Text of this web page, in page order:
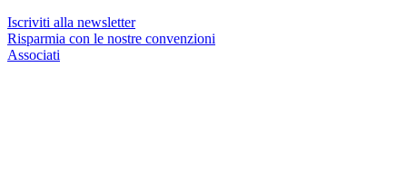
Iscriviti alla newsletter
Risparmia con le nostre convenzioni
Associati